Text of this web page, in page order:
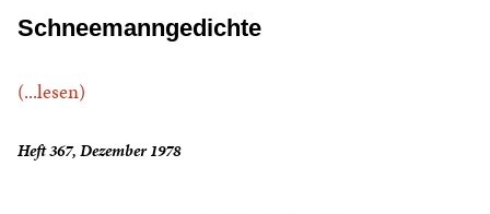
Schneemanngedichte
(...lesen)
Heft 367, Dezember 1978